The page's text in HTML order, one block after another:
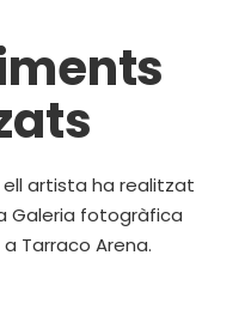
artista ha realitzat
Galeria fotogràfica
Tarraco Arena.